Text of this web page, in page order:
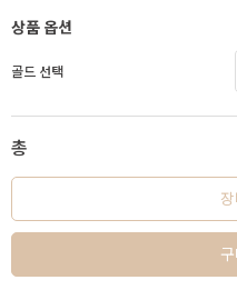
상품 옵션
골드 선택
총